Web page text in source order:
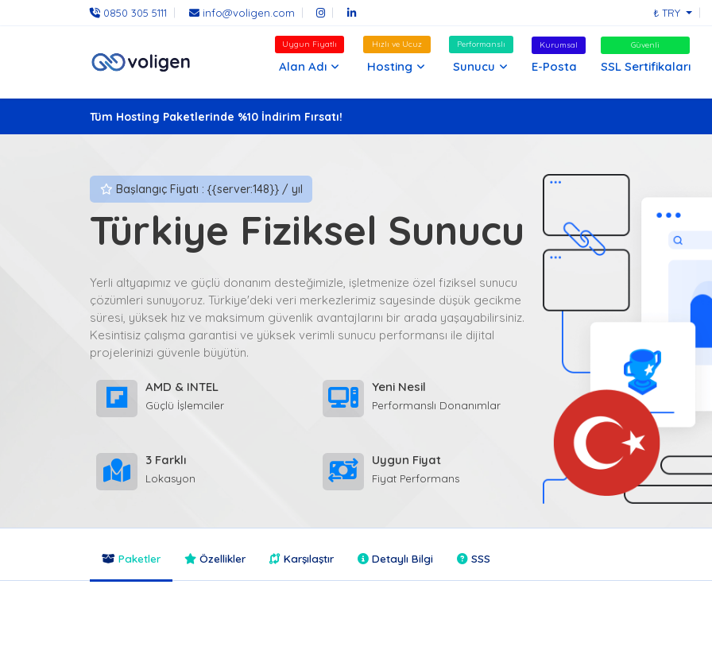
0850 305 5111 info@voligen.com ₺ TRY
Uygun Fiyatlı
Alan Adı
Hızlı ve Ucuz
Hosting
Performanslı
Sunucu
Kurumsal
E-Posta
Güvenli
SSL Sertifikaları
Tüm Hosting Paketlerinde %10 İndirim Fırsatı!
Başlangıç Fiyatı : {{server:148}} / yıl
Türkiye Fiziksel Sunucu
Yerli altyapımız ve güçlü donanım desteğimizle, işletmenize özel fiziksel sunucu
çözümleri sunuyoruz. Türkiye'deki veri merkezlerimiz sayesinde düşük gecikme
süresi, yüksek hız ve maksimum güvenlik avantajlarını bir arada yaşayabilirsiniz.
Kesintisiz çalışma garantisi ve yüksek verimli sunucu performansı ile dijital
projelerinizi güvenle büyütün.
AMD & INTEL
Güçlü İşlemciler
Yeni Nesil
Performanslı Donanımlar
3 Farklı
Lokasyon
Uygun Fiyat
Fiyat Performans
Paketler Özellikler Karşılaştır Detaylı Bilgi SSS